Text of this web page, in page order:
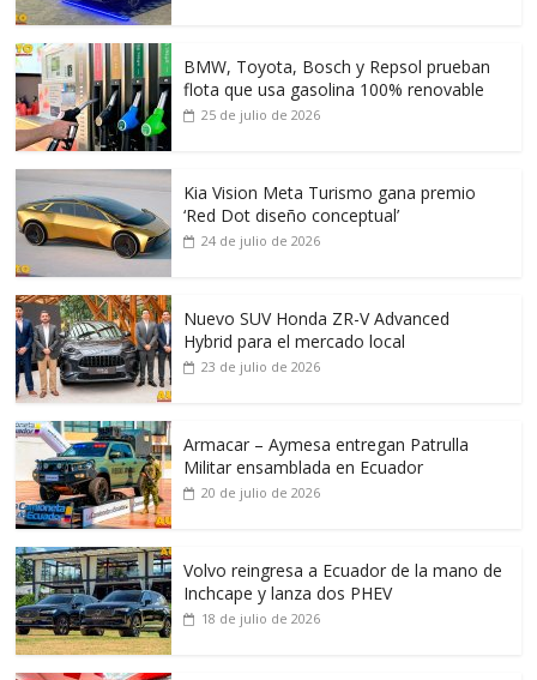
BMW, Toyota, Bosch y Repsol prueban
flota que usa gasolina 100% renovable
25 de julio de 2026
Kia Vision Meta Turismo gana premio
‘Red Dot diseño conceptual’
24 de julio de 2026
Nuevo SUV Honda ZR-V Advanced
Hybrid para el mercado local
23 de julio de 2026
Armacar – Aymesa entregan Patrulla
Militar ensamblada en Ecuador
20 de julio de 2026
Volvo reingresa a Ecuador de la mano de
Inchcape y lanza dos PHEV
18 de julio de 2026